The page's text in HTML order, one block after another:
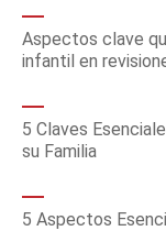
Aspectos clave
infantil en
5 Claves
su Familia
5 Aspectos